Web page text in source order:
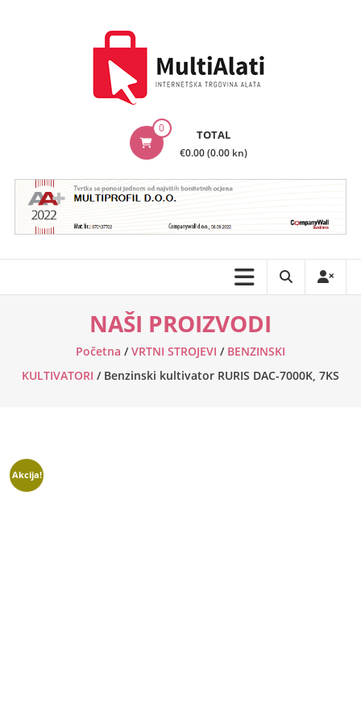
Internetska
trgovina
alata
0 TOTAL
€0.00 (0.00 kn)
NAŠI PROIZVODI
Početna /VRTNI STROJEVI / BENZINSKI
KULTIVATORI / Benzinski kultivator RURIS DAC-7000K, 7KS
Akcija!